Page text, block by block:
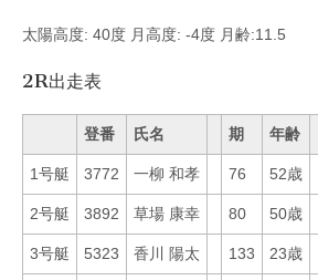
太陽高度: 40度 月高度: -4度 月齢:11.5
2R出走表
登番 氏名 期 年齢
1号艇 3772 一柳 和孝 76 52歳
2号艇 3892 草場 康幸 80 50歳
3号艇 5323 香川 陽太 133 23歳